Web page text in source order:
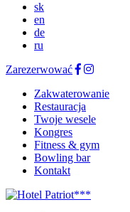
sk
en
de
ru
Zarezerwować
Zakwaterowanie
Restauracja
Twoje wesele
Kongres
Fitness & gym
Bowling bar
Kontakt